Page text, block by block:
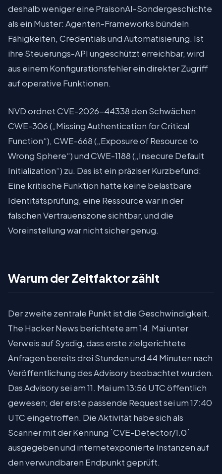
deshalb weniger eine PraisonAI-Sondergeschichte
als ein Muster: Agenten-Frameworks bündeln
Fähigkeiten, Credentials und Automatisierung. Ist
ihre Steuerungs-API ungeschützt erreichbar, wird
aus einem Konfigurationsfehler ein direkter Zugriff
auf operative Funktionen.
NVD ordnet CVE-2026-44338 den Schwächen
CWE-306 („Missing Authentication for Critical
Function“), CWE-668 („Exposure of Resource to
Wrong Sphere“) und CWE-1188 („Insecure Default
Initialization“) zu. Das ist ein präziser Kurzbefund:
Eine kritische Funktion hatte keine belastbare
Identitätsprüfung, eine Ressource war in der
falschen Vertrauenszone sichtbar, und die
Voreinstellung war nicht sicher genug.
Warum der Zeitfaktor zählt
Der zweite zentrale Punkt ist die Geschwindigkeit.
The Hacker News berichtete am 14. Mai unter
Verweis auf Sysdig, dass erste zielgerichtete
Anfragen bereits drei Stunden und 44 Minuten nach
Veröffentlichung des Advisory beobachtet wurden.
Das Advisory sei am 11. Mai um 13:56 UTC öffentlich
gewesen; der erste passende Request sei um 17:40
UTC eingetroffen. Die Aktivität habe sich als
Scanner mit der Kennung `CVE-Detector/1.0`
ausgegeben und internetexponierte Instanzen auf
den verwundbaren Endpunkt geprüft.